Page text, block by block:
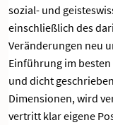
sozial- und
einschließlich des
Veränderungen neu
Einführung im
und dicht
Dimensionen, wird
vertritt klar eigene